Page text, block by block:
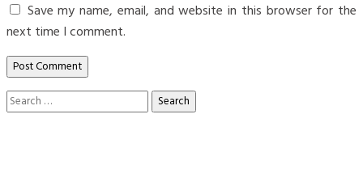
Save my name, email, and website in this browser for the
next time I comment.
Search